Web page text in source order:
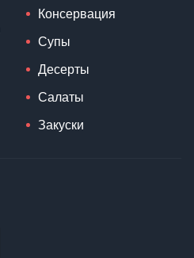
Консервация
Супы
Десерты
Салаты
Закуски